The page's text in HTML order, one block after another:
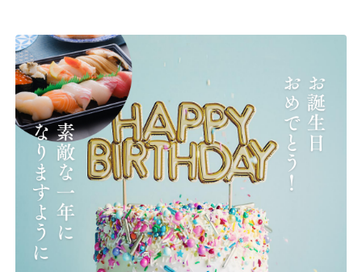
♯06 浅井病院について
地域連携 お問い合わせ